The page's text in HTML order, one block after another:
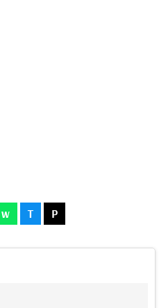
w T P